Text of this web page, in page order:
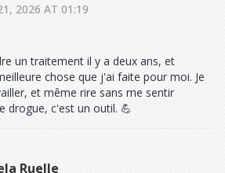
2026 AT 01:19
un traitement il y a deux ans, et
chose que j'ai faite pour moi. Je
et même rire sans me sentir
drogue, c'est un outil. 💪
Ruelle